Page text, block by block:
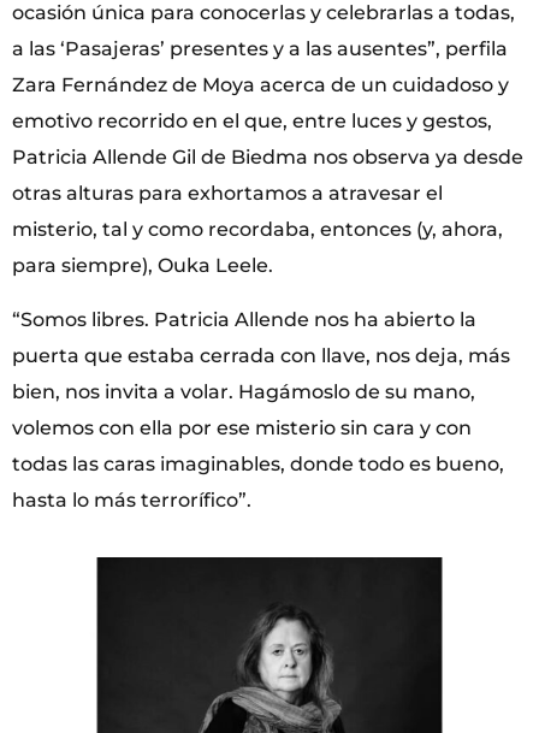
ocasión única para conocerlas y celebrarlas a todas,
a las ‘Pasajeras’ presentes y a las ausentes”, perfila
Zara Fernández de Moya acerca de un cuidadoso y
emotivo recorrido en el que, entre luces y gestos,
Patricia Allende Gil de Biedma nos observa ya desde
otras alturas para exhortamos a atravesar el
misterio, tal y como recordaba, entonces (y, ahora,
para siempre), Ouka Leele.
“Somos libres. Patricia Allende nos ha abierto la
puerta que estaba cerrada con llave, nos deja, más
bien, nos invita a volar. Hagámoslo de su mano,
volemos con ella por ese misterio sin cara y con
todas las caras imaginables, donde todo es bueno,
hasta lo más terrorífico”.